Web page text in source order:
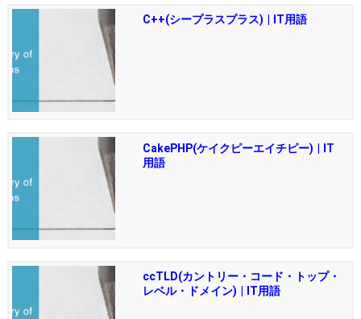
C++(シープラスプラス) | IT用語
CakePHP(ケイクピーエイチピー) | IT
用語
ccTLD(カントリー・コード・トップ・
レベル・ドメイン) | IT用語